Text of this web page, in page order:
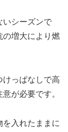
いシーズンで
の増大により燃
けっぱなしで高
が必要です。
を入れたままに